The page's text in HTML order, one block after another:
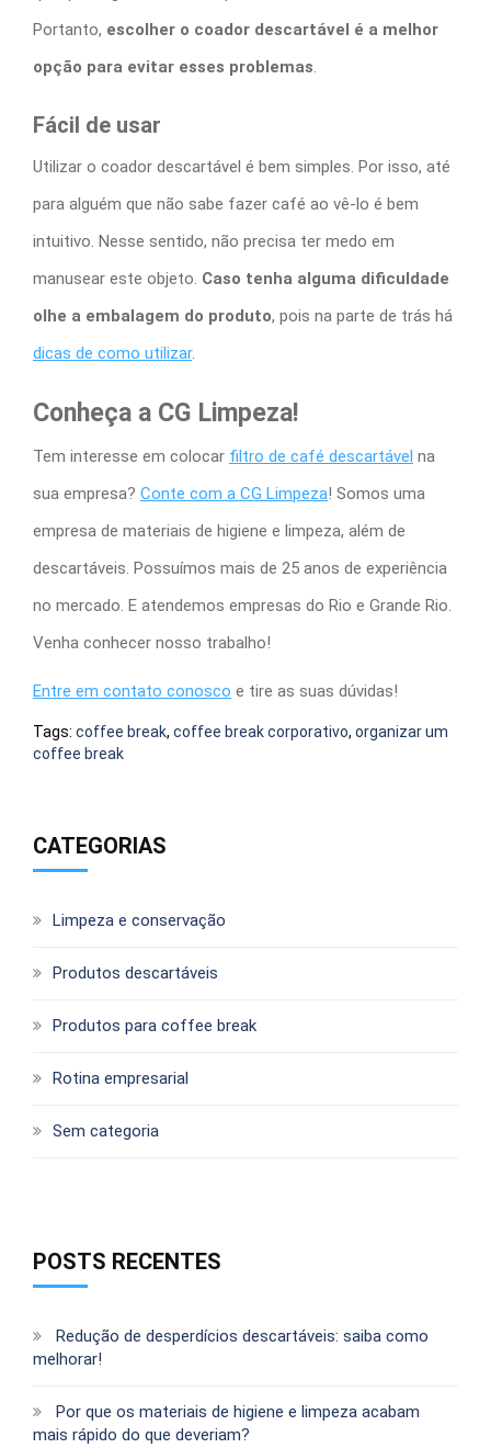
Portanto, escolher o coador descartável é a melhor
opção para evitar esses problemas.
Fácil de usar
Utilizar o coador descartável é bem simples. Por isso, até
para alguém que não sabe fazer café ao vê-lo é bem
intuitivo. Nesse sentido, não precisa ter medo em
manusear este objeto. Caso tenha alguma dificuldade
olhe a embalagem do produto, pois na parte de trás há
dicas de como utilizar.
Conheça a CG Limpeza!
Tem interesse em colocar filtro de café descartável na
sua empresa? Conte com a CG Limpeza! Somos uma
empresa de materiais de higiene e limpeza, além de
descartáveis. Possuímos mais de 25 anos de experiência
no mercado. E atendemos empresas do Rio e Grande Rio.
Venha conhecer nosso trabalho!
Entre em contato conosco e tire as suas dúvidas!
Tags: coffee break, coffee break corporativo, organizar um
coffee break
CATEGORIAS
Limpeza e conservação
Produtos descartáveis
Produtos para coffee break
Rotina empresarial
Sem categoria
POSTS RECENTES
Redução de desperdícios descartáveis: saiba como
melhorar!
Por que os materiais de higiene e limpeza acabam
mais rápido do que deveriam?